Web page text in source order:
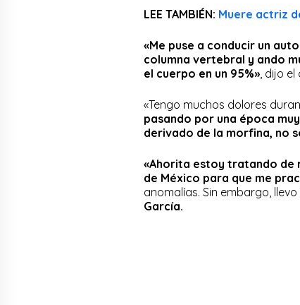
LEE TAMBIÉN: Muere actriz
«Me puse a conducir un
columna vertebral y ando
el cuerpo en un 95%» , dijo
«Tengo muchos dolores
pasando por una época
derivado de la morfina, no
«Ahorita estoy tratando de
de México para que me
anomalías. Sin embargo,
García.